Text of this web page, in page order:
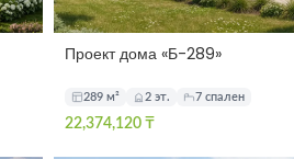
Проект дома «Б-289»
289 м² 2 эт. 7 спален
22,374,120 ₸